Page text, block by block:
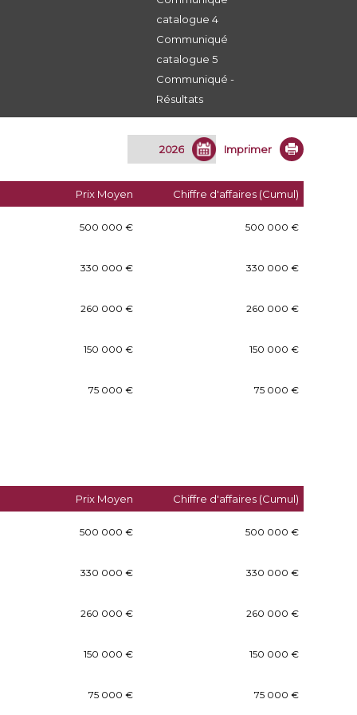
catalogue 4
Communiqué
catalogue 5
Communiqué -
Résultats
Imprimer
Prix Moyen Chiffre d'affaires (Cumul)
500 000 € 500 000 €
330 000 € 330 000 €
260 000 € 260 000 €
150 000 € 150 000 €
75 000 € 75 000 €
Prix Moyen Chiffre d'affaires (Cumul)
500 000 € 500 000 €
330 000 € 330 000 €
260 000 € 260 000 €
150 000 € 150 000 €
75 000 € 75 000 €